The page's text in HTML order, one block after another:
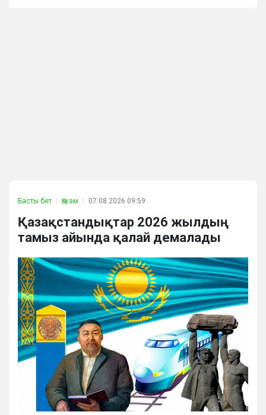
Басты бет Қоғам 07.08.2026 09:59
Қазақстандықтар 2026 жылдың
тамыз айында қалай демалады